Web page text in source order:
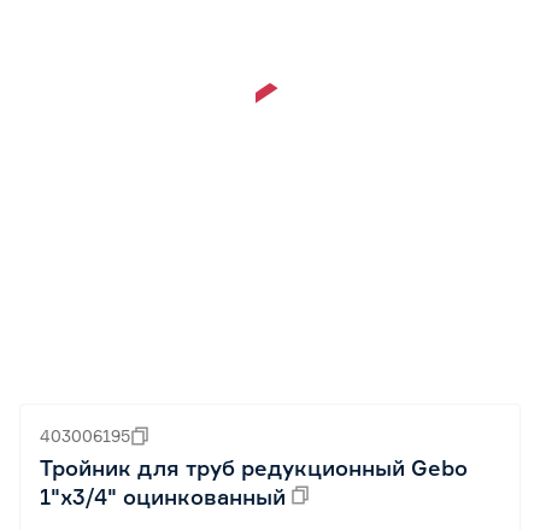
403006195
Тройник для труб редукционный Gebo
1"x3/4" оцинкованный